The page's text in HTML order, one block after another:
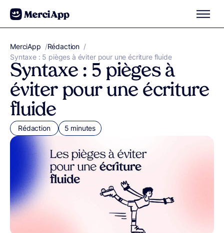
Aller au contenu
MerciApp correcteur orthographe
/Rédaction /
Syntaxe : 5 pièges à éviter pour une écriture fluide
Syntaxe : 5 pièges à
éviter pour une écriture
fluide
Rédaction 5 minutes